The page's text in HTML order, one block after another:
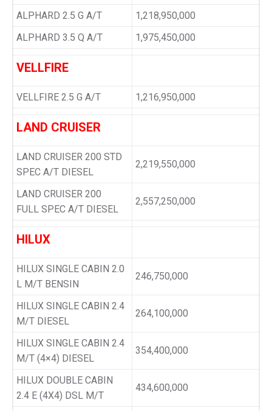
ALPHARD 2.5 G A/T
1,218,950,000
ALPHARD 3.5 Q A/T
1,975,450,000
VELLFIRE
VELLFIRE 2.5 G A/T 1,216,950,000
LAND CRUISER
LAND CRUISER 200 STD
SPEC A/T DIESEL
2,219,550,000
LAND CRUISER 200
FULL SPEC A/T DIESEL
2,557,250,000
HILUX
HILUX SINGLE CABIN 2.0
L M/T BENSIN
246,750,000
HILUX SINGLE CABIN 2.4
M/T DIESEL
264,100,000
HILUX SINGLE CABIN 2.4
M/T (4×4) DIESEL
354,400,000
HILUX DOUBLE CABIN
2.4 E (4X4) DSL M/T
434,600,000